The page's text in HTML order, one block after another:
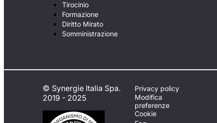
Tirocinio
Formazione
Diritto Mirato
Somministrazione
© Synergie Italia Spa.
2019 - 2025
Privacy policy
Modifica
preferenze
Cookie